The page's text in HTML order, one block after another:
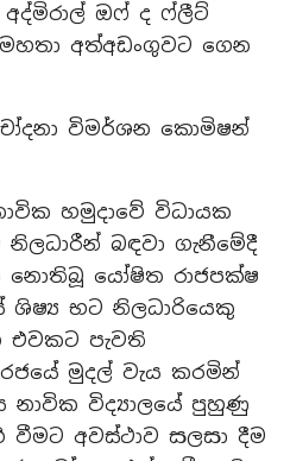
ඔෆ් ද ෆ්ලීට්
අත්අඩංගුවට ගෙන
විමර්ශන කොමිෂන්
හමුදාවේ විධායක
බඳවා ගැනීමේදී
නොතිබූ යෝෂිත රාජපක්ෂ
ශිෂ්‍ය භට නිලධාරියෙකු
එවකට පැවති
රජයේ මුදල් වැය කරමින්
නාවික විද්‍යාලයේ පුහුණු
වීමට අවස්ථාව සලසා දීම